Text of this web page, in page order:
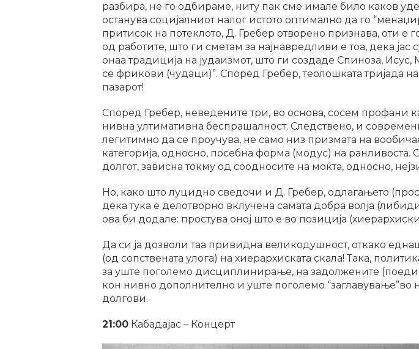
разбира, не го одбираме, ниту пак сме имале било каков
останува социјалниот налог истото оптимално да го
притисок на потеклото, Д. Гребер отворено признава, оти е
од работите, што ги сметам за најнавредливи е тоа, дека
онаа традиција на јудаизмот, што ги создаде Спиноза,
се фрикови (чудаци)”. Според Гребер, теолошката тријада
пазарот!
Според Гребер, неведените три, во основа, сосем профани
нивна ултимативна беспрашалност. Следствено, и
легитимно да се проучува, не само низ призмата на
категорија, односно, посебна форма (модус) на
долгот, зависна токму од соодносите на моќта, односно,
Но, како што луцидно сведочи и Д. Гребер, одлагањето
дека тука е делотворно вклучена самата добра волја
ова би додале: простува оној што е во позиција
Да си ја дозволи таа привидна великодушност, откако
(од сопствената улога) на хиерархиската скала! Така,
за уште поголемо дисциплинирање, на задолжените
кон нивно дополнително и уште поголемо
долгови.
21:00 Кабадајас – Концерт